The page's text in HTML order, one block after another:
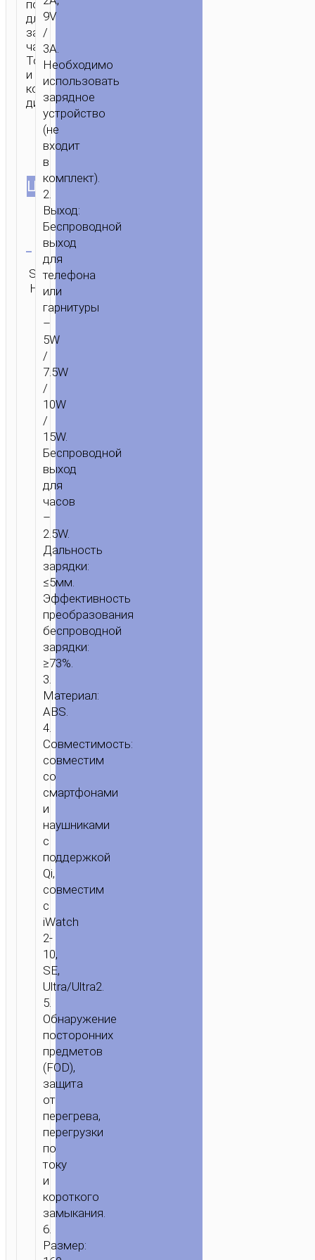
подставки
для
зарядки
часов.
Тонкий
и
компактный
дизайн.
ЦВЕТ
Очистить
SKU:
Н/Д
Беспроводные
9V
/
3A.
Необходимо
использовать
зарядное
устройство
(не
входит
в
комплект).
2.
Выход:
Беспроводной
выход
для
телефона
или
гарнитуры
–
5W
/
7.5W
/
10W
/
15W.
Беспроводной
выход
для
часов
–
2.5W.
Дальность
зарядки:
≤5мм.
Эффективность
преобразования
беспроводной
зарядки:
≥73%.
3.
Материал:
ABS.
4.
Совместимость:
совместим
со
смартфонами
и
наушниками
с
поддержкой
Qi,
совместим
с
iWatch
2-
10,
SE,
Ultra/Ultra2.
5.
Обнаружение
посторонних
предметов
(FOD),
защита
от
перегрева,
перегрузки
по
току
и
короткого
замыкания.
6.
Размер: